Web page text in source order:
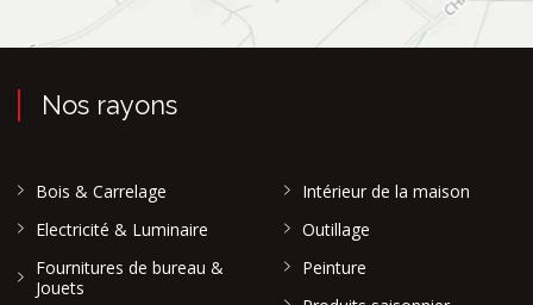
Nos rayons
Bois & Carrelage
Electricité & Luminaire
Fournitures de bureau &
Jouets
Intérieur de la maison
Outillage
Peinture